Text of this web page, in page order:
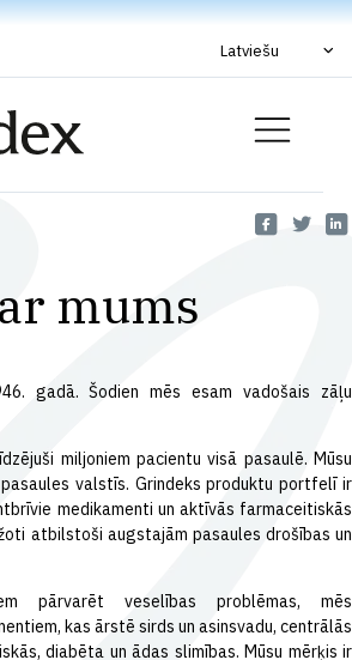
Latviešu
mums
gadā. Šodien mēs esam vadošais zāļu
miljoniem pacientu visā pasaulē. Mūsu
valstīs. Grindeks produktu portfelī ir
medikamenti un aktīvās farmaceitiskās
atbilstoši augstajām pasaules drošības un
pārvarēt veselības problēmas, mēs
kas ārstē sirds un asinsvadu, centrālās
diabēta un ādas slimības. Mūsu mērķis ir